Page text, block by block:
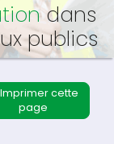
dans
publics
Imprimer cette
page